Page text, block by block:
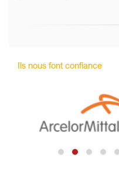
Ils nous font confiance